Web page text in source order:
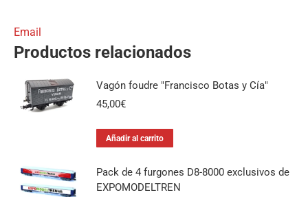
Email
Productos relacionados
Vagón foudre "Francisco Botas y Cía"
45,00€
Añadir al carrito
Pack de 4 furgones D8-8000 exclusivos de
EXPOMODELTREN